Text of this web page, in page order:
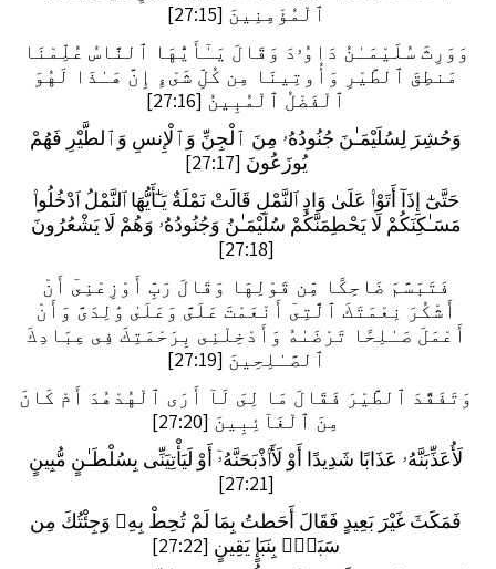
ٱلْمُؤْمِنِينَ [27:15]
وَوَرِثَ سُلَيْمَـٰنُ دَاوُۥدَ وَقَالَ يَـٰٓأَيُّهَا ٱلنَّاسُ عُلِّمْنَا
مَنطِقَ ٱلطَّيْرِ وَأُوتِينَا مِن كُلِّ شَىْءٍ إِنَّ هَـٰذَا لَهُوَ
ٱلْفَضْلُ ٱلْمُبِينُ [27:16]
وَحُشِرَ لِسُلَيْمَـٰنَ جُنُودُهُۥ مِنَ ٱلْجِنِّ وَٱلْإِنسِ وَٱلطَّيْرِ فَهُمْ
يُوزَعُونَ [27:17]
حَتَّىٰٓ إِذَآ أَتَوْا۟ عَلَىٰ وَادِ ٱلنَّمْلِ قَالَتْ نَمْلَةٌ يَـٰٓأَيُّهَا ٱلنَّمْلُ ٱدْخُلُوا۟
مَسَـٰكِنَكُمْ لَا يَحْطِمَنَّكُمْ سُلَيْمَـٰنُ وَجُنُودُهُۥ وَهُمْ لَا يَشْعُرُونَ
[27:18]
فَتَبَسَّمَ ضَاحِكًا مِّن قَوْلِهَا وَقَالَ رَبِّ أَوْزِعْنِىٓ أَنْ
أَشْكُرَ نِعْمَتَكَ ٱلَّتِىٓ أَنْعَمْتَ عَلَىَّ وَعَلَىٰ وَٰلِدَىَّ وَأَنْ
أَعْمَلَ صَـٰلِحًا تَرْضَىٰهُ وَأَدْخِلْنِى بِرَحْمَتِكَ فِى عِبَادِكَ
ٱلصَّـٰلِحِينَ [27:19]
وَتَفَقَّدَ ٱلطَّيْرَ فَقَالَ مَا لِىَ لَآ أَرَى ٱلْهُدْهُدَ أَمْ كَانَ
مِنَ ٱلْغَآئِبِينَ [27:20]
لَأُعَذِّبَنَّهُۥ عَذَابًا شَدِيدًا أَوْ لَأَا۟ذْبَحَنَّهُۥٓ أَوْ لَيَأْتِيَنِّى بِسُلْطَـٰنٍ مُّبِينٍ
[27:21]
فَمَكَثَ غَيْرَ بَعِيدٍ فَقَالَ أَحَطتُ بِمَا لَمْ تُحِطْ بِهِۦ وَجِئْتُكَ مِن
سَبَإٍۭ بِنَبَإٍ يَقِينٍ [27:22]